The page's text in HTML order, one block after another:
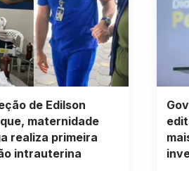
de Edilson
maternidade
realiza primeira
intrauterina